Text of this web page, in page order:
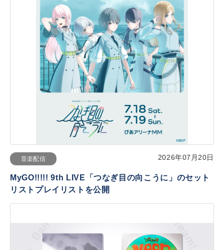
音楽配信 2026年07月20日
MyGO!!!!! 9th LIVE「つなぎ目の向こうに」のセット
リストプレイリストを公開